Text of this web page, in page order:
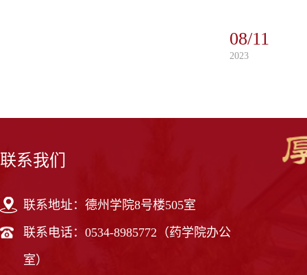
08/11
2023
联系我们
联系地址：德州学院8号楼505室
联系电话：0534-8985772（药学院办公
室）